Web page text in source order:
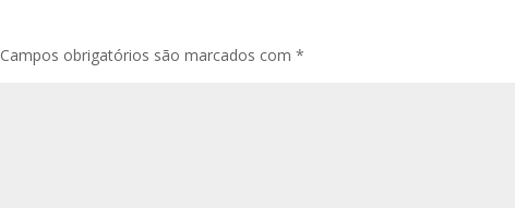
Campos obrigatórios são marcados com*